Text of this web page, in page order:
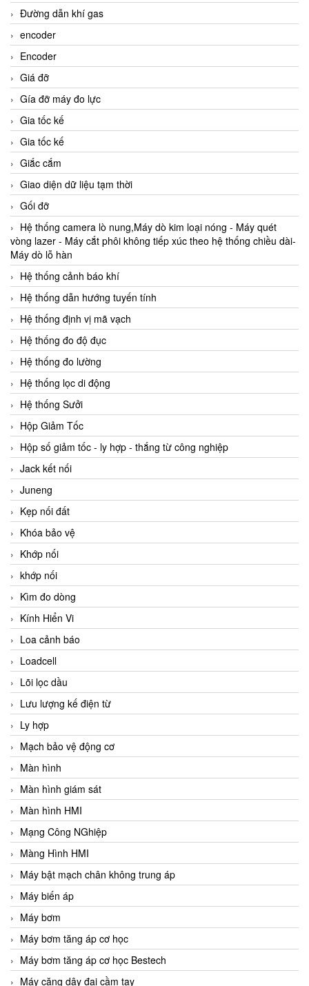
Đường dẫn khí gas
encoder
Encoder
Giá đỡ
Gía đỡ máy đo lực
Gia tốc kế
Gia tốc kế
Giắc cắm
Giao diện dữ liệu tạm thời
Gối đỡ
Hệ thống camera lò nung,Máy dò kim loại nóng - Máy quét
vòng lazer - Máy cắt phôi không tiếp xúc theo hệ thống chiều dài-
Máy dò lỗ hàn
Hệ thống cảnh báo khí
Hệ thống dẫn hướng tuyến tính
Hệ thống định vị mã vạch
Hệ thống đo độ đục
Hệ thống đo lường
Hệ thống lọc di động
Hệ thống Sưởi
Hộp Giảm Tốc
Hộp số giảm tốc - ly hợp - thắng từ công nghiệp
Jack kết nối
Juneng
Kẹp nối đất
Khóa bảo vệ
Khớp nối
khớp nối
Kìm đo dòng
Kính Hiển Vi
Loa cảnh báo
Loadcell
Lõi lọc dầu
Lưu lượng kế điện từ
Ly hợp
Mạch bảo vệ động cơ
Màn hình
Màn hình giám sát
Màn hình HMI
Mạng Công NGhiệp
Màng Hình HMI
Máy bật mạch chân không trung áp
Máy biến áp
Máy bơm
Máy bơm tăng áp cơ học
Máy bơm tăng áp cơ học Bestech
Máy căng dây đai cầm tay